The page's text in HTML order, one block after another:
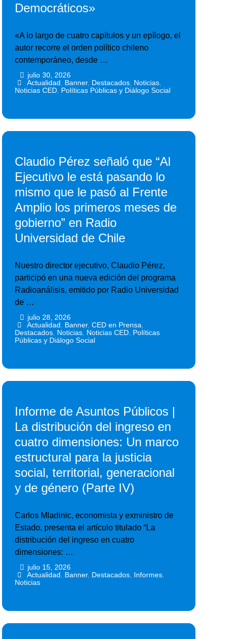
Democráticos»
«A lo largo de cuatro capítulos y un epílogo, el
autor recorre el orden político chileno
contemporáneo, desde …
julio 30, 2026
Actualidad Banner, Destacados, Noticias,
Noticias CED Políticas Públicas y Diálogo Social
Claudio Pérez señaló que “Al
Ejecutivo le está pasando lo
mismo que le pasó al Frente
Amplio los primeros meses de
gobierno” en Radio
Universidad de Chile
Nuestro director ejecutivo, Claudio Pérez,
participó en una nueva edición del programa
Radioanálisis, emitido por Radio Universidad
de …
julio 28, 2026
Actualidad Banner, CED en Prensa
Destacados Noticias Noticias CED Políticas
Públicas y Diálogo Social
Informe de Asuntos Públicos |
La distribución del ingreso en
cuatro dimensiones: Un marco
estructural para la justicia
social, territorial, generacional
y de género (Parte IV)
Carlos Mladinic, economista y exministro de
Estado, presenta el artículo titulado “La
distribución del ingreso en cuatro
dimensiones: …
julio 15, 2026
Actualidad Banner, Destacados, Informes,
Noticias